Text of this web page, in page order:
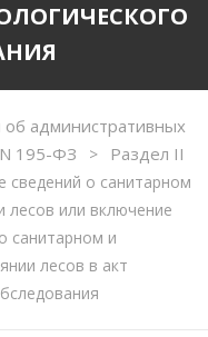
административных
195-ФЗ
> Раздел II
сведений о санитарном
лесов или включение
санитарном и
лесов в акт